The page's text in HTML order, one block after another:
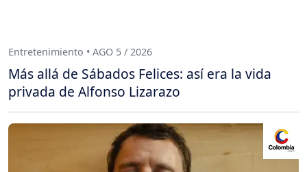
Entretenimiento • AGO 5 / 2026
Más allá de Sábados Felices: así era la vida
privada de Alfonso Lizarazo